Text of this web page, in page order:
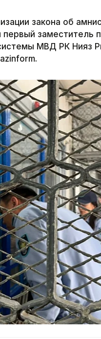
закона об
заместитель
МВД РК Нияз